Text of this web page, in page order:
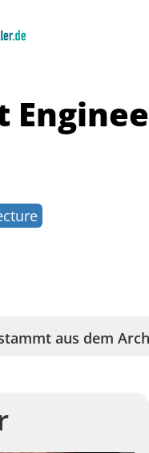
aus dem